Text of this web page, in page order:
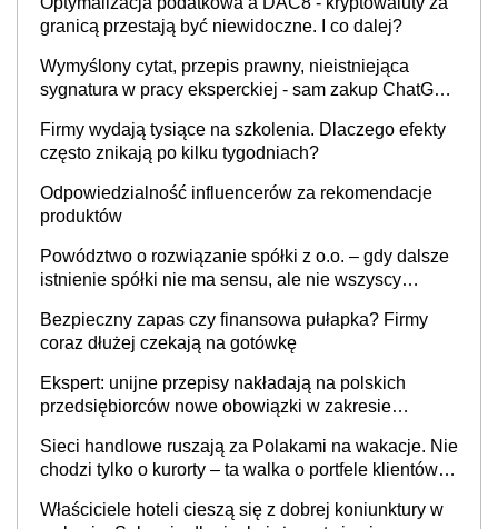
granicą przestają być niewidoczne. I co dalej?
Wymyślony cytat, przepis prawny, nieistniejąca
sygnatura w pracy eksperckiej - sam zakup ChatGPT
Firmy wydają tysiące na szkolenia. Dlaczego efekty
często znikają po kilku tygodniach?
Odpowiedzialność influencerów za rekomendacje
produktów
Powództwo o rozwiązanie spółki z o.o. – gdy dalsze
istnienie spółki nie ma sensu, ale nie wszyscy
Bezpieczny zapas czy finansowa pułapka? Firmy
coraz dłużej czekają na gotówkę
Ekspert: unijne przepisy nakładają na polskich
przedsiębiorców nowe obowiązki w zakresie
Sieci handlowe ruszają za Polakami na wakacje. Nie
chodzi tylko o kurorty – ta walka o portfele klientów
cichu
Właściciele hoteli cieszą się z dobrej koniunktury w